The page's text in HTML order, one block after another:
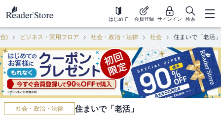
はじめて 会員登録 サインイン 検索
) ビジネス・実用フロア 社会・政治・法律 社会 住まいで「老活」
社会・政治・法律 住まいで「老活」